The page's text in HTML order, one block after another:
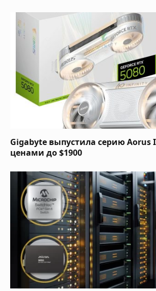
Gigabyte выпустила серию Aorus
ценами до $1900